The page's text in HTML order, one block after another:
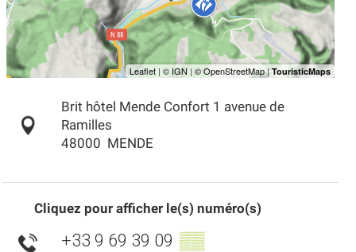
Brit hôtel Mende Confort 1 avenue de
Ramilles
48000 MENDE
Cliquez pour afficher le(s) numéro(s)
+33 9 69 39 09 ▒▒